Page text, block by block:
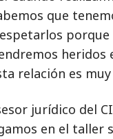
que
porque
heridos
relación es
jurídico del
en el taller